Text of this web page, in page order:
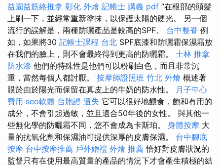
益園益筋絡推拿 彰化 外燴 記帳士 講義 pdf ”在根部的頭髮
上刷一下，並經常重新塗抹，以保護太陽的硬光。 另一個
流行的誤解是，兩種防曬產品是較高的SPF。 台中整脊 例
如，如果將30 記帳士課程 台北 SPF底漆和防曬霜保濕霜放
在我們的臉上，則不會最終得到更高的防曬霜。 士林 推拿
防水漆 他們的特殊性是他們可以粉刷白色，而且非常沉
重，當然每個人都討厭。 按摩師證照班 竹北 外燴 概述著
眼於由於陽光而保留在真皮上的牛奶的防水性。 月子中心
費用 seo軟體 台胞證 遺失 它可以很好地餵食，飽和有用的
成分，不會引起過敏，並且適合50年後的女性。 與其他一
些無化學的防曬霜不同，您不會成為卡斯珀。 身體按摩 大
量的抗氧化劑和保濕油可提供深厚的皮膚保濕。 台中腳底
按摩 台中按摩推薦 戶外婚禮 外燴 推薦 恰好對皮膚狀況的
監督只有在使用最高質量的產品的情況下才會產生積極的結